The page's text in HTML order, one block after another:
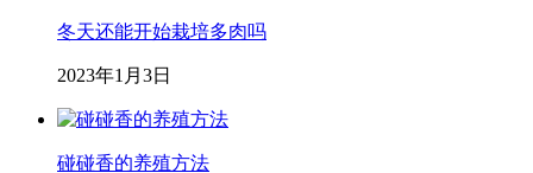
冬天还能开始栽培多肉吗
2023年1月3日
碰碰香的养殖方法